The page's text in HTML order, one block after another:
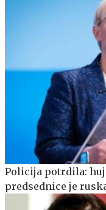
Policija potrdila:
predsednice je